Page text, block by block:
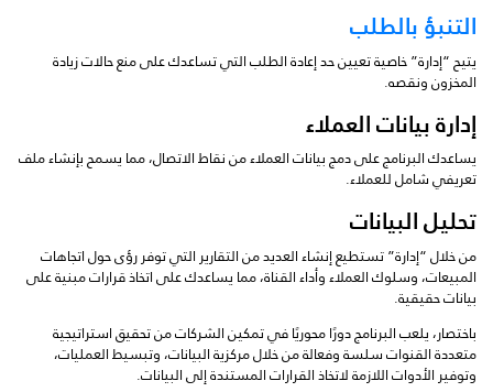
التنبؤ بالطلب
يتيح “إدارة” خاصية تعيين حد إعادة الطلب التي تساعدك على منع حالات زيادة
المخزون ونقصه.
إدارة بيانات العملاء
يساعدك البرنامج على دمج بيانات العملاء من نقاط الاتصال، مما يسمح بإنشاء ملف
تعريفي شامل للعملاء.
تحليل البيانات
من خلال “إدارة” تستطيع إنشاء العديد من التقارير التي توفر رؤى حول اتجاهات
المبيعات، وسلوك العملاء وأداء القناة، مما يساعدك على اتخاذ قرارات مبنية على
بيانات حقيقية.
باختصار، يلعب البرنامج دورًا محوريًا في تمكين الشركات من تحقيق استراتيجية
متعددة القنوات سلسة وفعالة من خلال مركزية البيانات، وتبسيط العمليات،
وتوفير الأدوات اللازمة لاتخاذ القرارات المستندة إلى البيانات.